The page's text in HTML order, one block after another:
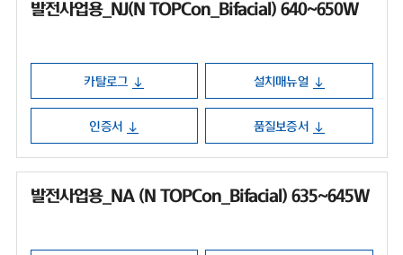
발전사업용_NJ(N TOPCon_Bifacial) 640~650W
카탈로그 설치매뉴얼
인증서 품질보증서
발전사업용_NA (N TOPCon_Bifacial) 635~645W